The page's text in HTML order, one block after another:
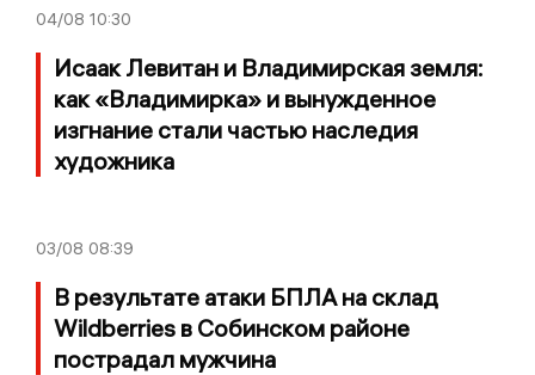
04/08 10:30
Исаак Левитан и Владимирская земля:
как «Владимирка» и вынужденное
изгнание стали частью наследия
художника
03/08 08:39
В результате атаки БПЛА на склад
Wildberries в Собинском районе
пострадал мужчина